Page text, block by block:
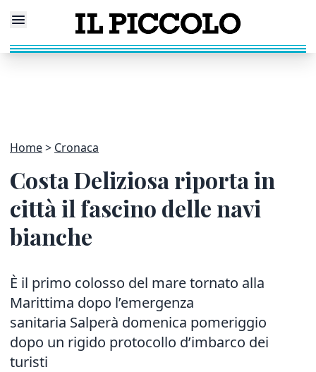
Home Cronaca
Costa Deliziosa riporta in
città il fascino delle navi
bianche
È il primo colosso del mare tornato alla
Marittima dopo l’emergenza
sanitaria Salperà domenica pomeriggio
dopo un rigido protocollo d’imbarco dei
turisti